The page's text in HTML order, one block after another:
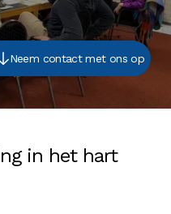
Neem contact met ons op
in het hart